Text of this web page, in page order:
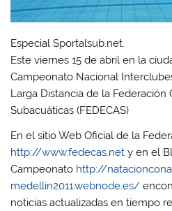
Especial Sportalsub.net.
Este viernes 15 de abril en la
Campeonato Nacional
Larga Distancia de la
Subacuáticas (FEDECAS)
En el sitio Web Oficial de la
http://www.fedecas.net y en el
Campeonato http://
medellin2011.webnode.es/
noticias actualizadas en tiempo